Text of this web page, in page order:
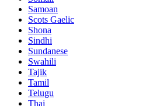
Samoan
Scots Gaelic
Shona
Sindhi
Sundanese
Swahili
Tajik
Tamil
Telugu
Thai